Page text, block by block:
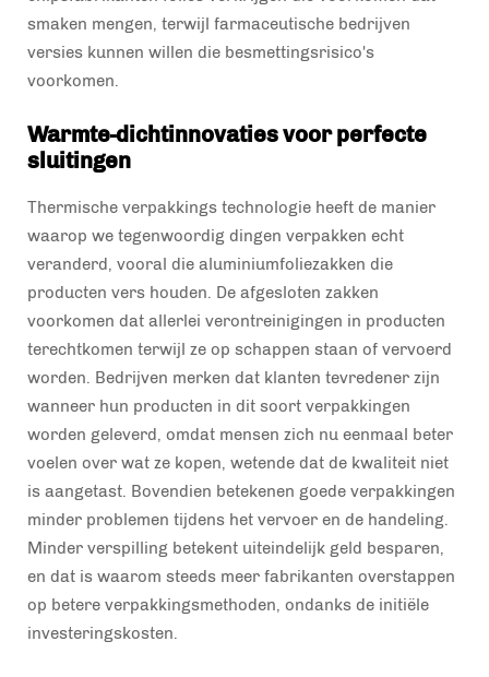
smaken mengen, terwijl farmaceutische bedrijven
versies kunnen willen die besmettingsrisico's
voorkomen.
Warmte-dichtinnovaties voor perfecte
sluitingen
Thermische verpakkings technologie heeft de manier
waarop we tegenwoordig dingen verpakken echt
veranderd, vooral die aluminiumfoliezakken die
producten vers houden. De afgesloten zakken
voorkomen dat allerlei verontreinigingen in producten
terechtkomen terwijl ze op schappen staan of vervoerd
worden. Bedrijven merken dat klanten tevredener zijn
wanneer hun producten in dit soort verpakkingen
worden geleverd, omdat mensen zich nu eenmaal beter
voelen over wat ze kopen, wetende dat de kwaliteit niet
is aangetast. Bovendien betekenen goede verpakkingen
minder problemen tijdens het vervoer en de handeling.
Minder verspilling betekent uiteindelijk geld besparen,
en dat is waarom steeds meer fabrikanten overstappen
op betere verpakkingsmethoden, ondanks de initiële
investeringskosten.